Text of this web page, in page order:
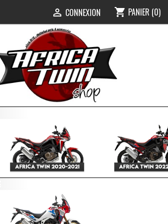
 CONNEXION shopping_cart PANIER (0)